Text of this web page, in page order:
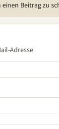
Beitrag zu
Adresse